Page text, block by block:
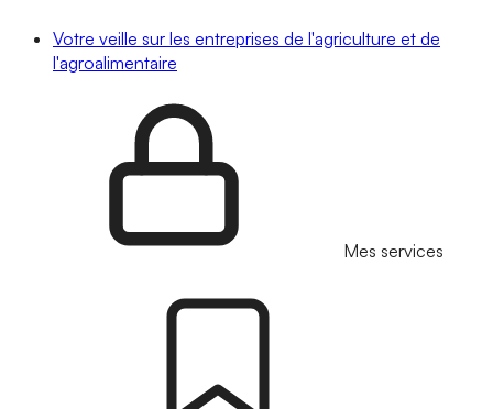
Votre veille sur les entreprises de l'agriculture et de
l'agroalimentaire
Mes services